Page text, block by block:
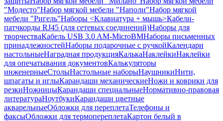
"Модесто"Набор мягкой мебели "Наполи"Набор мягкой
мебели "Ригель"Наборы <Клавиатура + мышь>Кабели-
патчкорды RJ45 (для сетевых соединений)Наборы для
творчестваКабель USB 3.0 AM-MicroBMНаборы письменных
принадлежностейНаборы подарочные с ручкойКалендари
настольныеНаградная продукцияКалькаНаклейкиНаклейки
для опечатывания документовКалькуляторы
инженерныеСтолыНастольные наборыНаушникиНити,
шпагаты и иглыКарандаши механическиеНожи и коврики для
резкиНожницыКарандаши специальныеНормативно-правовая
литератураНоутбукиКарандаши цветные
акварельныеОбложки для переплетаТелефоны и
факсыОбложки для термопереплетаКартон белый в